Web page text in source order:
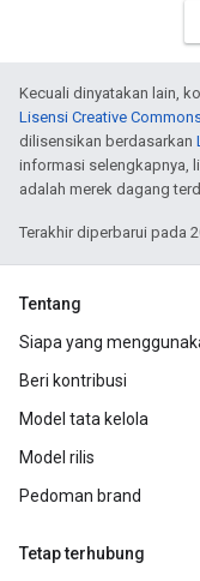
Kecuali dinyatakan lain,
Lisensi Creative
dilisensikan berdasarkan
informasi selengkapnya,
adalah merek dagang
Terakhir diperbarui pada
Tentang
Siapa yang
Beri kontribusi
Model tata kelola
Model rilis
Pedoman brand
Tetap terhubung